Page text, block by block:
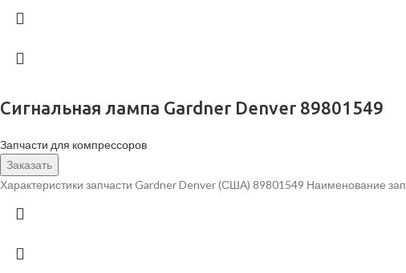
Сигнальная лампа Gardner Denver 89801549
Запчасти для компрессоров
Заказать
Характеристики запчасти Gardner Denver (США) 89801549 Наименование